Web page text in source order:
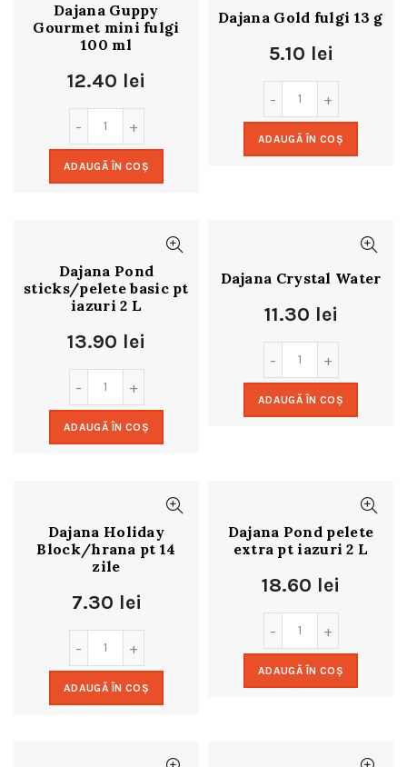
Dajana Guppy
Gourmet mini fulgi
100 ml
12.40 lei
ADAUGĂ ÎN COȘ
Dajana Gold fulgi 13 g
5.10 lei
ADAUGĂ ÎN COȘ
Dajana Pond
sticks/pelete basic pt
iazuri 2 L
13.90 lei
ADAUGĂ ÎN COȘ
Dajana Crystal Water
11.30 lei
ADAUGĂ ÎN COȘ
Dajana Holiday
Block/hrana pt 14
zile
7.30 lei
ADAUGĂ ÎN COȘ
Dajana Pond pelete
extra pt iazuri 2 L
18.60 lei
ADAUGĂ ÎN COȘ